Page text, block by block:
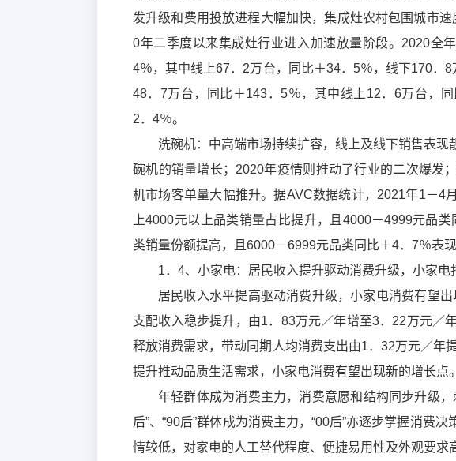
发升级和费用投放进程大幅加快，集成灶农村包围城市
0年二季度以来集成灶行业进入加速放量阶段。2020全
4％，其中线上67．2万台，同比＋34．5％，线下170．
48．7万台，同比＋143．5％，其中线上12．6万台，
2．4％。
洗碗机：中高端市场持续扩容，线上及线下销售表
碗机的销量增长；2020年疫情则推动了行业的二次爆发
机市场客单量大幅推升。据AVC数据统计，2021年1－4
上4000元以上品类销量占比提升，且4000－4999元品
类销量份额提高，且6000－6999元品类同比＋4．7％表现
1．4、小家电：居民收入提升驱动消费升级，小家电
居民收入水平提高驱动消费升级，小家电消费有望
支配收入稳步提升，由1．83万元／年增至3．22万元／
释放消费需求，带动同期人均消费支出由1．32万元／年
提升推动品质生活需求，小家电消费有望出现新的增长点。
年轻群体成为消费主力，消费意愿和结构同步升级
后”、“90后”群体成为消费主力，“00后”亦逐步掌握消费
情较低，对家电的人工替代程度、便捷易用性及外观要